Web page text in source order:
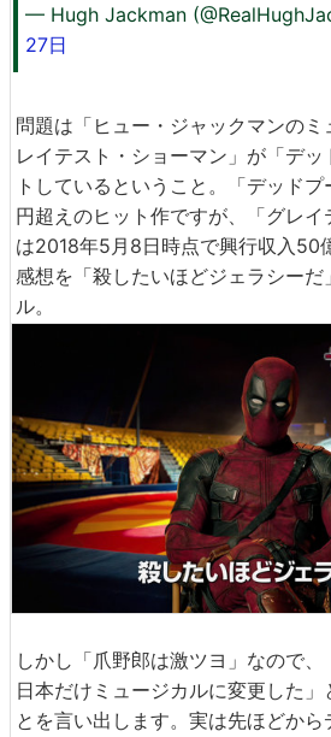
— Hugh Jackman
27日
問題は「ヒュー・ジャックマンの
レイテスト・ショーマン」が「デ
トしているということ。「デッド
円超えのヒット作ですが、「グレイ
は2018年5月8日時点で興行収入50
感想を「殺したいほどジェラシー
ル。
しかし「爪野郎は激ツヨ」なので
日本だけミュージカルに変更した」
とを言い出します。実は先ほどか